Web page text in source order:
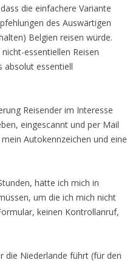
die einfachere Variante
des Auswärtigen
Belgien reisen würde.
essentiellen Reisen
absolut essentiell
Reisender im Interesse
eingescannt und per Mail
Autokennzeichen und eine
hätte ich mich in
um die ich mich nicht
keinen Kontrollanruf,
die Niederlande führt (für den